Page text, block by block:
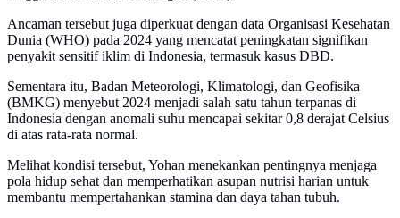
Ancaman tersebut juga diperkuat dengan data Organisasi Kesehatan
Dunia (WHO) pada 2024 yang mencatat peningkatan signifikan
penyakit sensitif iklim di Indonesia, termasuk kasus DBD.
Sementara itu, Badan Meteorologi, Klimatologi, dan Geofisika
(BMKG) menyebut 2024 menjadi salah satu tahun terpanas di
Indonesia dengan anomali suhu mencapai sekitar 0,8 derajat Celsius
di atas rata-rata normal.
Melihat kondisi tersebut, Yohan menekankan pentingnya menjaga
pola hidup sehat dan memperhatikan asupan nutrisi harian untuk
membantu mempertahankan stamina dan daya tahan tubuh.